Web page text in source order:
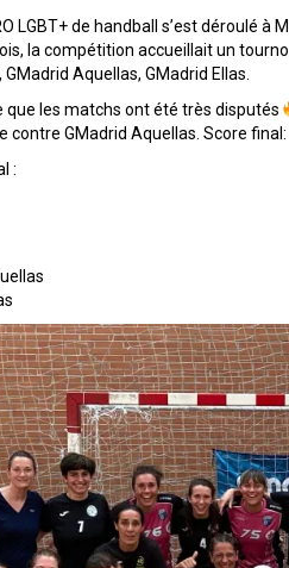
LGBT+ de handball s’est déroulé
la compétition accueillait un
Aquellas, GMadrid Ellas.
que les matchs ont été très disputés
contre GMadrid Aquellas. Score
: